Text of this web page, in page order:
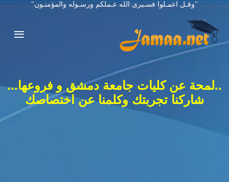
"وقـل اعمـلوا فسـيرى الله عـملكم ورسـوله والمؤمنـون"
..لمحة عن كليات جامعة دمشق و فروعها...
شاركنا تجربتك وكلمنا عن اختصاصك